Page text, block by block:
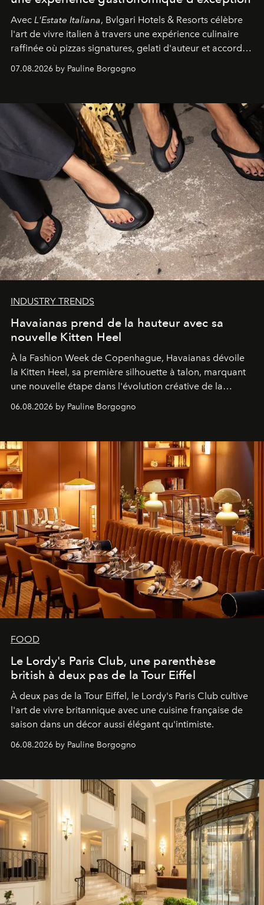
Avec L'Estate Italiana, Bvlgari Hotels & Resorts célèbre
l'art de vivre italien à travers une expérience culinaire
raffinée où pizzas signatures, gelati d'auteur et accords
d'exception composent un véritable voyage sensoriel.
07.08.2026 by Pauline Borgogno
INDUSTRY TRENDS
Havaianas prend de la hauteur avec sa
nouvelle Kitten Heel
À la Fashion Week de Copenhague, Havaianas dévoile
la Kitten Heel, sa première silhouette à talon, marquant
une nouvelle étape dans l'évolution créative de la
06.08.2026 by Pauline Borgogno
FOOD
Le Lordy's Paris Club, une parenthèse
british à deux pas de la Tour Eiffel
À deux pas de la Tour Eiffel, le Lordy's Paris Club cultive
l'art de vivre britannique avec une cuisine française de
saison dans un décor aussi élégant qu'intimiste.
06.08.2026 by Pauline Borgogno